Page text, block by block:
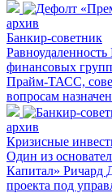
архив
Банкир-советник
финансовых
Прайм-ТАСС,
вопросам
архив
Кризисные
Один из
Капитал» Ричард
проекта под